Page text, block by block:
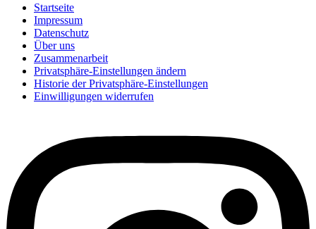
Startseite
Impressum
Datenschutz
Über uns
Zusammenarbeit
Privatsphäre-Einstellungen ändern
Historie der Privatsphäre-Einstellungen
Einwilligungen widerrufen